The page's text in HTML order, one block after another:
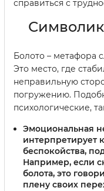
справиться с
Болото – метафора
Это место, где
неправильную
погружению.
психологические,
Эмоциональная
интерпретирует
беспокойства,
Например, если
болота, это
плену своих